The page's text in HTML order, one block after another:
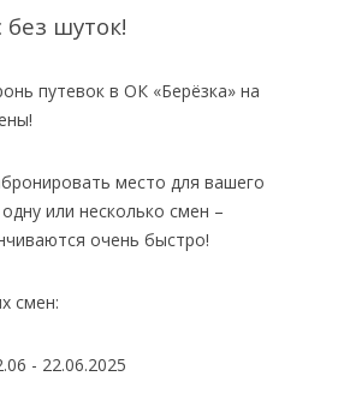
без шуток!
путевок в ОК «Берёзка» на
место для вашего
или несколько смен –
очень быстро!
смен:
- 22.06.2025